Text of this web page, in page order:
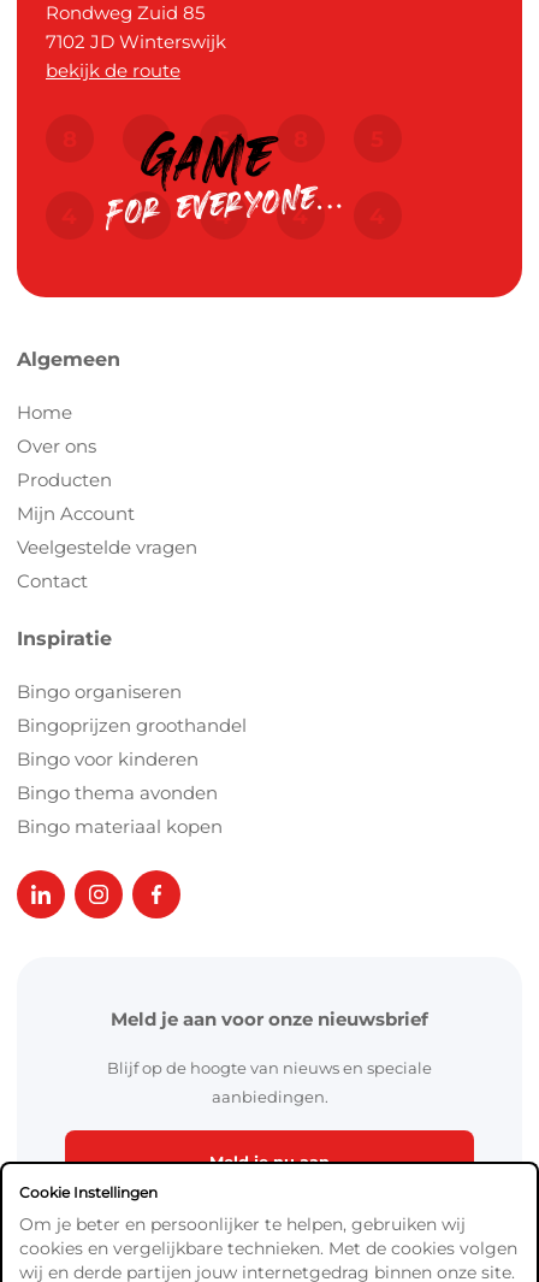
Rondweg Zuid 85
7102 JD Winterswijk
bekijk de route
Algemeen
Home
Over ons
Producten
Mijn Account
Veelgestelde vragen
Contact
Inspiratie
Bingo organiseren
Bingoprijzen groothandel
Bingo voor kinderen
Bingo thema avonden
Bingo materiaal kopen
Meld je aan voor onze nieuwsbrief
Blijf op de hoogte van nieuws en speciale
aanbiedingen.
Meld je nu aan
Cookie Instellingen
Om je beter en persoonlijker te helpen, gebruiken wij
cookies en vergelijkbare technieken. Met de cookies volgen
wij en derde partijen jouw internetgedrag binnen onze site.